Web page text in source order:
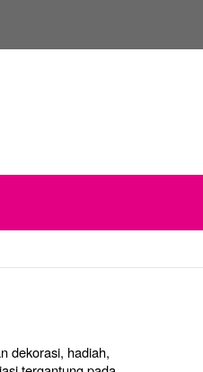
dekorasi, hadiah,